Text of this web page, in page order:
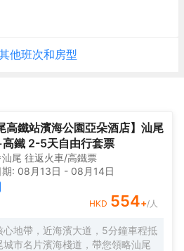
他班次和房型
高鐵站濱海公園亞朵酒店】汕尾
鐵 2-5天自由行套票
汕尾 往返火車/高鐵票
: 08月13日 - 08月14日
HKD 554+/人
地帶，近海濱大道，5分鐘車程抵
市名片濱海棧道，帶您領略汕尾